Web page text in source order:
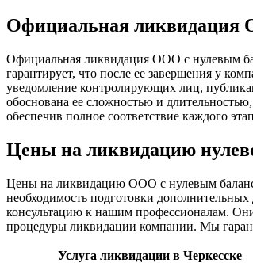
Официальная ликвидация
Официальная ликвидация ООО с нулевым
гарантирует, что после ее завершения у
уведомление контролирующих лиц,
обоснована ее сложностью и
обеспечив полное соответствие каждого
Цены на ликвидацию
Цены на ликвидацию ООО с нулевым
необходимость подготовки
консультацию к нашим профессионалам.
процедуры ликвидации компании. Мы
Услуга ликвидации в Черкесске